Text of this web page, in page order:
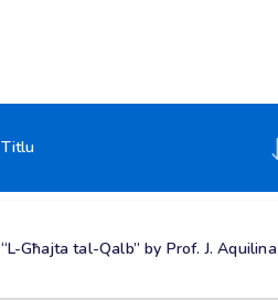
Titlu
“L-Għajta tal-Qalb” by Prof. J. Aquilina